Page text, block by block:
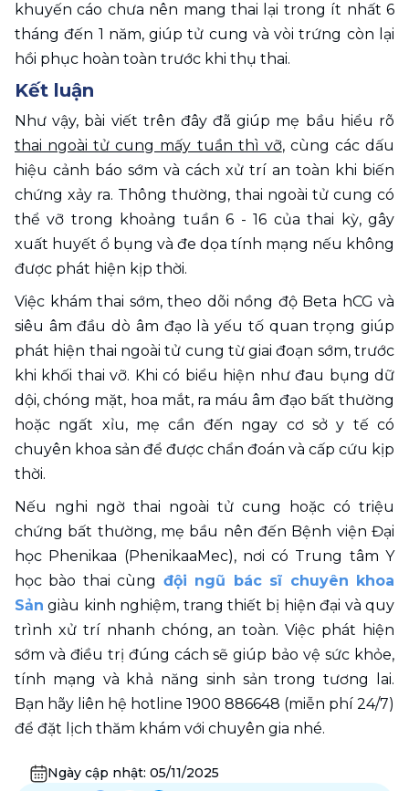
khuyến cáo chưa nên mang thai lại trong ít nhất 6
tháng đến 1 năm, giúp tử cung và vòi trứng còn lại
hồi phục hoàn toàn trước khi thụ thai.
Kết luận
thai ngoài tử cung mấy tuần thì vỡ, cùng các dấu
hiệu cảnh báo sớm và cách xử trí an toàn khi biến
chứng xảy ra. Thông thường, thai ngoài tử cung có
thể vỡ trong khoảng tuần 6 - 16 của thai kỳ, gây
xuất huyết ổ bụng và đe dọa tính mạng nếu không
được phát hiện kịp thời.
Việc khám thai sớm, theo dõi nồng độ Beta hCG và
siêu âm đầu dò âm đạo là yếu tố quan trọng giúp
phát hiện thai ngoài tử cung từ giai đoạn sớm, trước
khi khối thai vỡ. Khi có biểu hiện như đau bụng dữ
dội, chóng mặt, hoa mắt, ra máu âm đạo bất thường
hoặc ngất xỉu, mẹ cần đến ngay cơ sở y tế có
chuyên khoa sản để được chẩn đoán và cấp cứu kịp
thời.
Nếu nghi ngờ thai ngoài tử cung hoặc có triệu
chứng bất thường, mẹ bầu nên đến Bệnh viện Đại
học Phenikaa (PhenikaaMec), nơi có Trung tâm Y
học bào thai cùng đội ngũ bác sĩ chuyên khoa
Sản giàu kinh nghiệm, trang thiết bị hiện đại và quy
trình xử trí nhanh chóng, an toàn. Việc phát hiện
sớm và điều trị đúng cách sẽ giúp bảo vệ sức khỏe,
tính mạng và khả năng sinh sản trong tương lai.
Bạn hãy liên hệ hotline 1900 886648 (miễn phí 24/7)
để đặt lịch thăm khám với chuyên gia nhé.
Ngày cập nhật: 05/11/2025